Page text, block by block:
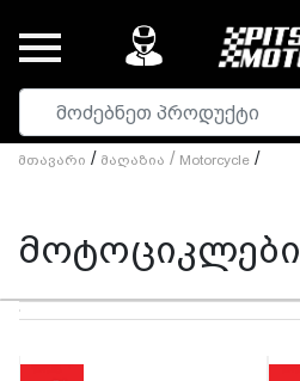
Მთავარი / Მაღაზია / Motorcycle /
მოტოციკლები